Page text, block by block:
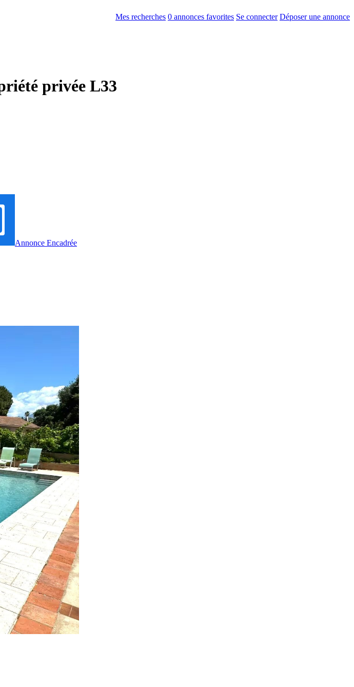
Mes recherches 0 annonces favorites Se connecter Déposer une annonce
privée L33
Annonce Encadrée